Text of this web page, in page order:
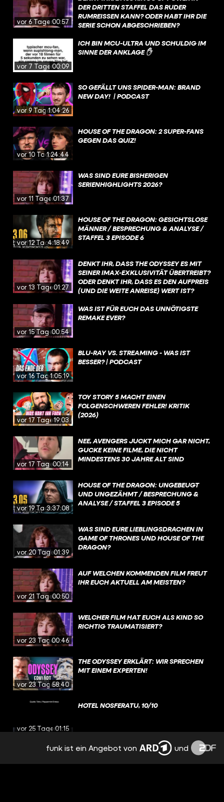
vor 6 Tagen00:57
DER DRITTEN STAFFEL DAS RUDER
RUMREISSEN KANN? ODER HABT IHR DIE
SERIE SCHON ABGESCHRIEBEN?
vor 7 Tagen00:09
ICH BIN MCU-ULTRA UND SCHULDIG IM
SINNE DER ANKLAGE ✋
vor 9 Tagen1:04:26
SO GEFÄLLT UNS SPIDER-MAN: BRAND
NEW DAY! | PODCAST
vor 10 Tagen1:24:44
HOUSE OF THE DRAGON: 2 SUPER-FANS
GEGEN DAS QUIZ!
vor 11 Tagen01:37
WAS SIND EURE BISHERIGEN
SERIENHIGHLIGHTS 2026?
vor 12 Tagen4:18:49
HOUSE OF THE DRAGON: GESICHTSLOSE
MÄNNER / BESPRECHUNG & ANALYSE /
STAFFEL 3 EPISODE 6
vor 13 Tagen01:27
DENKT IHR, DASS THE ODYSSEY ES MIT
SEINER IMAX-EXKLUSIVITÄT ÜBERTREIBT?
ODER DENKT IHR, DASS ES DEN AUFPREIS
(UND DIE WEITE ANREISE) WERT IST?
vor 15 Tagen00:54
WAS IST FÜR EUCH DAS UNNÖTIGSTE
REMAKE EVER?
vor 16 Tagen1:05:19
BLU-RAY VS. STREAMING - WAS IST
BESSER? | PODCAST
vor 17 Tagen19:03
TOY STORY 5 MACHT EINEN
FOLGENSCHWEREN FEHLER! KRITIK
(2026)
vor 17 Tagen00:14
NEE, AVENGERS JUCKT MICH GAR NICHT,
GUCKE KEINE FILME, DIE NICHT
MINDESTENS 30 JAHRE ALT SIND
vor 19 Tagen3:37:08
HOUSE OF THE DRAGON: UNGEBEUGT
UND UNGEZÄHMT / BESPRECHUNG &
ANALYSE / STAFFEL 3 EPISODE 5
vor 20 Tagen01:39
WAS SIND EURE LIEBLINGSDRACHEN IN
GAME OF THRONES UND HOUSE OF THE
DRAGON?
vor 21 Tagen00:50
AUF WELCHEN KOMMENDEN FILM FREUT
IHR EUCH AKTUELL AM MEISTEN?
vor 23 Tagen00:46
WELCHER FILM HAT EUCH ALS KIND SO
RICHTIG TRAUMATISIERT?
vor 23 Tagen58:40
THE ODYSSEY ERKLÄRT: WIR SPRECHEN
MIT EINEM EXPERTEN!
vor 25 Tagen01:15
HOTEL NOSFERATU, 10/10
KRITIK: THE ODYSSEY / DIE ODYSSEE
funk ist ein Angebot von und